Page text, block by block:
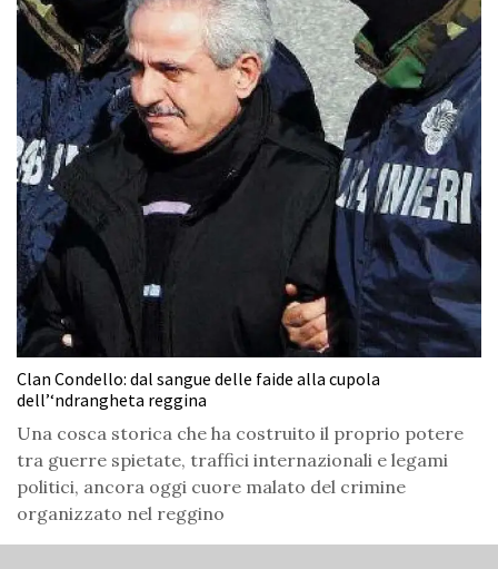
Clan Condello: dal sangue delle faide alla cupola
dell’‘ndrangheta reggina
Una cosca storica che ha costruito il proprio potere
tra guerre spietate, traffici internazionali e legami
politici, ancora oggi cuore malato del crimine
organizzato nel reggino